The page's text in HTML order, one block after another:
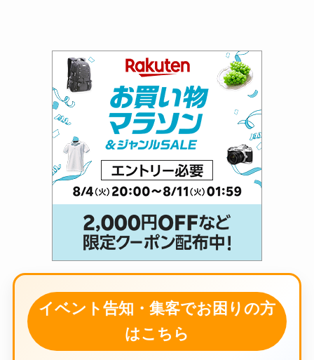
イベント告知・集客でお困りの方
はこちら